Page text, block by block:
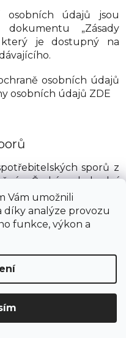
Vám umožnili
analýze provozu
funkce, výkon a
osobních údajů jsou
„Zásady
který je dostupný na
osobních údajů
osobních údajů ZDE
sporů z
Česká obchodní
15, 120 00 Praha 2,
adresa:
Česká republika,
15, 120 00 Praha 2,
adresa:
je kontaktním
května 2013 o řešení
a o změně nařízení